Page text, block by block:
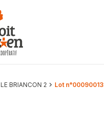
LE BRIANCON 2 Lot n°00090013